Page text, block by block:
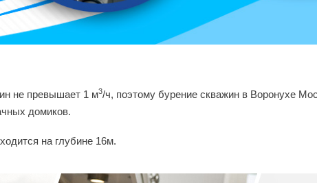
не превышает 1 м3/ч, поэтому бурение скважин в Воронухе
домиков.
на глубине 16м.